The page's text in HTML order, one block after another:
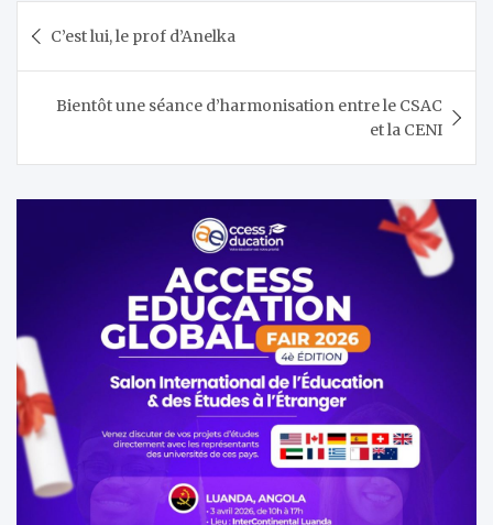
de C’est lui, le prof d’Anelka
Bientôt une séance d’harmonisation entre le CSAC
et la CENI